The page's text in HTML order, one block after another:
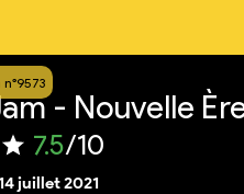
- Nouvelle
7.5/10
juillet 2021